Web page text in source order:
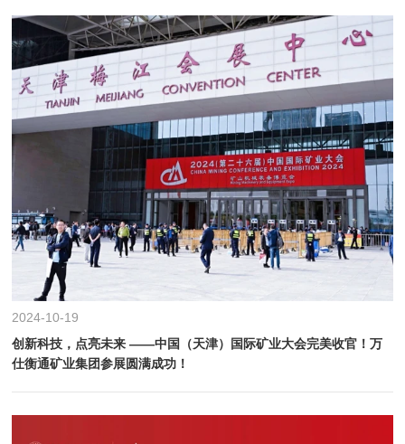
2024-10-19
创新科技，点亮未来 ——中国（天津）国际矿业大会完美收官！万
仕衡通矿业集团参展圆满成功！